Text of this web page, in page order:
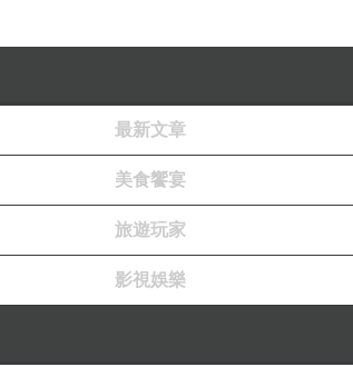
最新文章
美食饗宴
旅遊玩家
影視娛樂